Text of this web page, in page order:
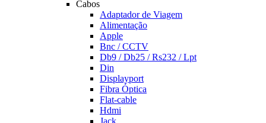
Cabos
Adaptador de Viagem
Alimentação
Apple
Bnc / CCTV
Db9 / Db25 / Rs232 / Lpt
Din
Displayport
Fibra Óptica
Flat-cable
Hdmi
Jack